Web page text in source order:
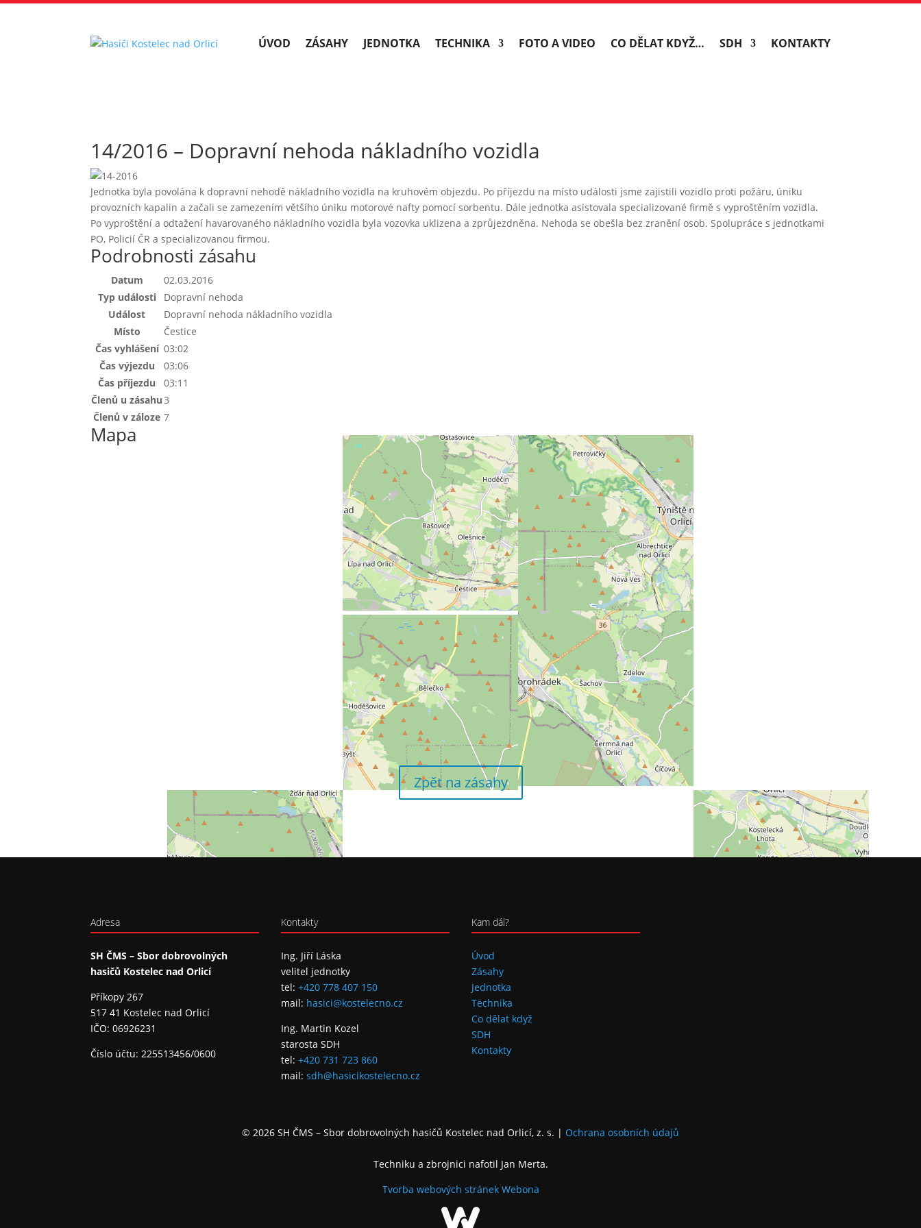
ÚVOD ZÁSAHY JEDNOTKA TECHNIKA FOTO A VIDEO CO DĚLAT KDYŽ… SDH KONTAKTY
14/2016 – Dopravní nehoda nákladního vozidla
Jednotka byla povolána k dopravní nehodě nákladního vozidla na kruhovém objezdu. Po příjezdu na místo události jsme zajistili vozidlo proti požáru, úniku
provozních kapalin a začali se zamezením většího úniku motorové nafty pomocí sorbentu. Dále jednotka asistovala specializované firmě s vyproštěním vozidla.
Po vyproštění a odtažení havarovaného nákladního vozidla byla vozovka uklizena a zprůjezdněna. Nehoda se obešla bez zranění osob. Spolupráce s jednotkami
PO, Policií ČR a specializovanou firmou.
Podrobnosti zásahu
Datum
02.03.2016
Typ události
Dopravní nehoda
Událost
Dopravní nehoda nákladního vozidla
Místo
Čestice
Čas vyhlášení 03:02
Čas výjezdu
03:06
Čas příjezdu
03:11
Členů u zásahu3
Členů v záloze 7
Mapa
+−
contributors
Zpět na zásahy
Adresa
SH ČMS – Sbor dobrovolných
hasičů Kostelec nad Orlicí
Příkopy 267
517 41 Kostelec nad Orlicí
IČO: 06926231
Číslo účtu: 225513456/0600
Kontakty
Ing. Jiří Láska
velitel jednotky
tel:+420 778 407 150
mail: hasici@kostelecno.cz
Ing. Martin Kozel
starosta SDH
tel:+420 731 723 860
mail:sdh@hasicikostelecno.cz
Kam dál?
Úvod
Zásahy
Jednotka
Technika
Co dělat když
SDH
Kontakty
© 2026 SH ČMS – Sbor dobrovolných hasičů Kostelec nad Orlicí, z. s. | Ochrana osobních údajů
Techniku a zbrojnici nafotil Jan Merta.
Tvorba webových stránek Webona